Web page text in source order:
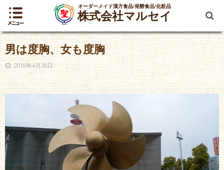
オーダーメイド漢方食品/発酵食品/化粧品
株式会社マルセイ
男は度胸、女も度胸
2016年4月26日